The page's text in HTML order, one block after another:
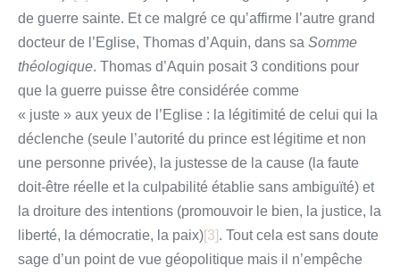
de guerre sainte. Et ce malgré ce qu’affirme l’autre grand
docteur de l’Eglise, Thomas d’Aquin, dans sa Somme
théologique. Thomas d’Aquin posait 3 conditions pour
que la guerre puisse être considérée comme
« juste » aux yeux de l’Eglise : la légitimité de celui qui la
déclenche (seule l’autorité du prince est légitime et non
une personne privée), la justesse de la cause (la faute
doit-être réelle et la culpabilité établie sans ambiguïté) et
la droiture des intentions (promouvoir le bien, la justice, la
liberté, la démocratie, la paix)[3]. Tout cela est sans doute
sage d’un point de vue géopolitique mais il n’empêche